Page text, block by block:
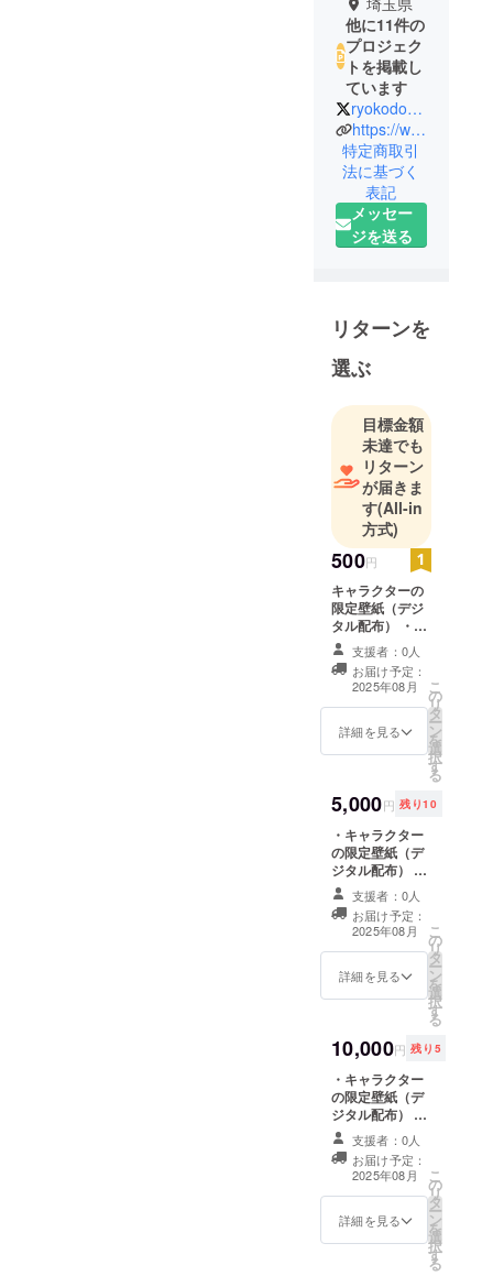
他に11件の
プロジェク
トを掲載し
ています
ryokodokokai
https://www.youtube.com/c/%E6%97%85%E4%BA%A4%E5%90%8C%E5%A5%BD%E4%BC%9A%E3%83%81%E3%83%A3%E3%83%B3%E3%83%8D%E3%83%AB
特定商取引
法に基づく
表記
メッセー
ジを送る
リターンを
選ぶ
目標金額
未達でも
リターン
が届きま
す(All-in
方式)
500円
キャラクターの
限定壁紙（デジ
タル配布） ・商
品サイズ：1920
pxx
1080px（16:9）
※リターン品の著
作権及びその他
法的権利につい
す。
支援者：0人
お届け予定：
2025年08月
詳細を見る
こ
の
リ
タ
ー
ン
を
選
択
す
る
5,000円 残り10
・キャラクター
の限定壁紙（デ
ジタル配布） ※
商品サイズ：
1920 pxx
1080px（16:9）
・キャラクター
の「表情差分
セット」（喜怒
哀楽4種類、デジ
びその他法的権
利については、
すべてプロジェ
クトオーナーに
帰属します。
支援者：0人
お届け予定：
2025年08月
詳細を見る
こ
の
リ
タ
ー
ン
を
選
択
す
る
10,000円 残り5
・キャラクター
の限定壁紙（デ
ジタル配布） ※
商品サイズ：
1920 pxx
1080px（16:9）
・キャラクター
の「表情差分
セット」（喜怒
哀楽4種類、デジ
支援者：0人
お届け予定：
2025年08月
詳細を見る
こ
の
リ
タ
ー
ン
を
選
択
す
る